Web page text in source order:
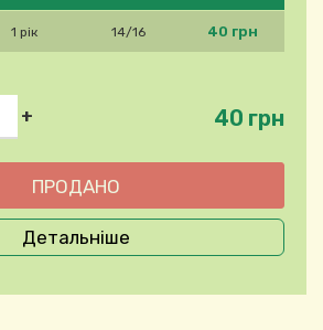
1 рік 14/16 40 грн
+ 40 грн
Детальніше